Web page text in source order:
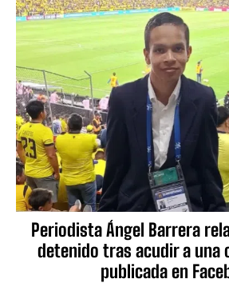
Periodista Ángel Barrera
detenido tras acudir a una
publicada en